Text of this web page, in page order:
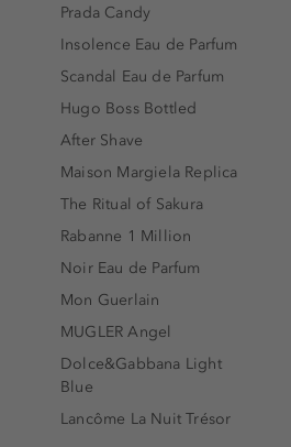
Prada Candy
Insolence Eau de Parfum
Scandal Eau de Parfum
Hugo Boss Bottled
After Shave
Maison Margiela Replica
The Ritual of Sakura
Rabanne 1 Million
Noir Eau de Parfum
Mon Guerlain
MUGLER Angel
Dolce&Gabbana Light
Blue
Lancôme La Nuit Trésor